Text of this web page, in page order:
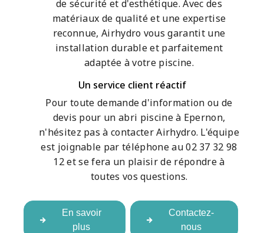
de sécurité et d'esthétique. Avec des
matériaux de qualité et une expertise
reconnue, Airhydro vous garantit une
installation durable et parfaitement
adaptée à votre piscine.
Un service client réactif
Pour toute demande d'information ou de
devis pour un abri piscine à Epernon,
n'hésitez pas à contacter Airhydro. L'équipe
est joignable par téléphone au 02 37 32 98
12 et se fera un plaisir de répondre à
toutes vos questions.
En savoir
plus
Contactez-
nous